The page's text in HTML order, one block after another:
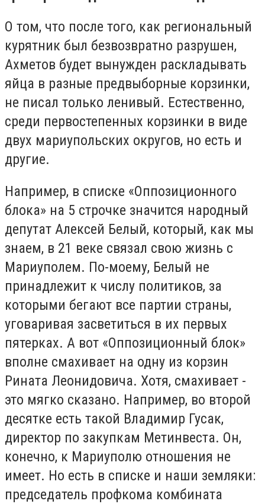
О том, что после того, как региональный
курятник был безвозвратно разрушен,
Ахметов будет вынужден раскладывать
яйца в разные предвыборные корзинки,
не писал только ленивый. Естественно,
среди первостепенных корзинки в виде
двух мариупольских округов, но есть и
другие.
Например, в списке «Оппозиционного
блока» на 5 строчке значится народный
депутат Алексей Белый, который, как мы
знаем, в 21 веке связал свою жизнь с
Мариуполем. По-моему, Белый не
принадлежит к числу политиков, за
которыми бегают все партии страны,
уговаривая засветиться в их первых
пятерках. А вот «Оппозиционный блок»
вполне смахивает на одну из корзин
Рината Леонидовича. Хотя, смахивает -
это мягко сказано. Например, во второй
десятке есть такой Владимир Гусак,
директор по закупкам Метинвеста. Он,
конечно, к Мариуполю отношения не
имеет. Но есть в списке и наши земляки:
председатель профкома комбината